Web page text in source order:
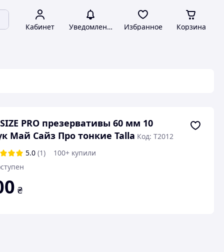
Кабинет Уведомления Избранное Корзина
PRO презервативы 60 мм 10
Май Сайз Про тонкие Talla Код: T2012
5.0 (1)
100+ купили
₴